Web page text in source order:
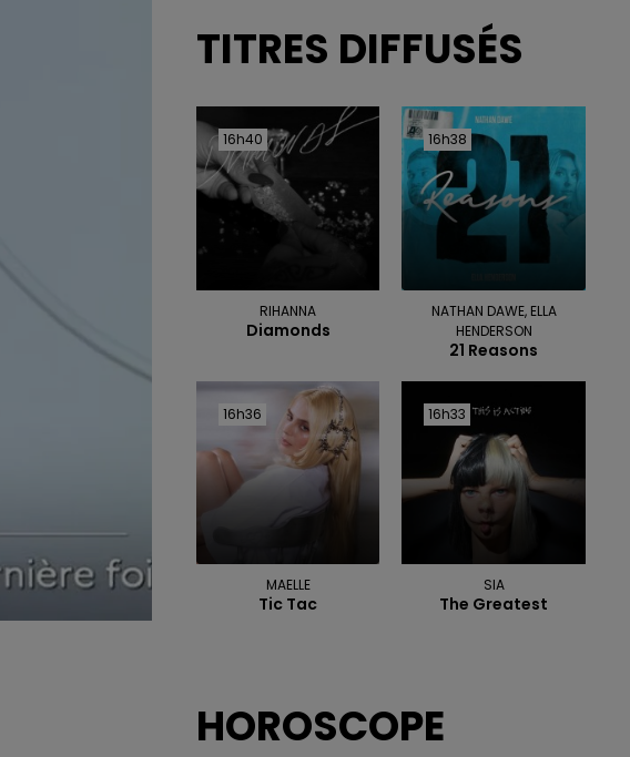
TITRES DIFFUSÉS
16h40
16h40
RIHANNA
Diamonds
16h38
16h38
NATHAN DAWE, ELLA
HENDERSON
21 Reasons
16h36
16h36
MAELLE
Tic Tac
16h33
16h33
SIA
The Greatest
HOROSCOPE